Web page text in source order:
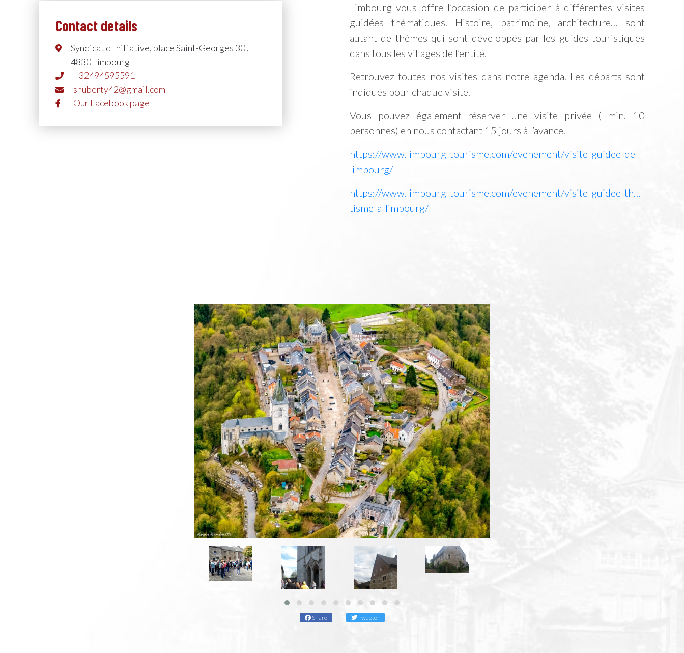
Share Tweeter
Limbourg vous offre l’occasion de participer à différentes visites
guidées thématiques. Histoire, patrimoine, architecture… sont
autant de thèmes qui sont développés par les guides touristiques
dans tous les villages de l’entité.
Retrouvez toutes nos visites dans notre agenda. Les départs sont
indiqués pour chaque visite.
Vous pouvez également réserver une visite privée ( min. 10
personnes) en nous contactant 15 jours à l’avance.
https://www.limbourg-tourisme.com/evenement/visite-guidee-de-
limbourg/
https://www.limbourg-tourisme.com/evenement/visite-guidee-th…
tisme-a-limbourg/
Contact details
Syndicat d'Initiative, place Saint-Georges 30 ,
4830 Limbourg
+32494595591
shuberty42@gmail.com
Our Facebook page